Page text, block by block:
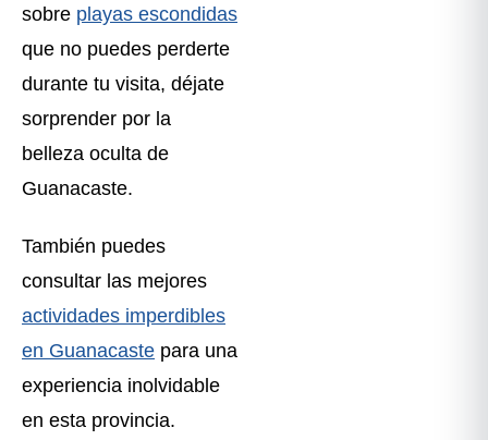
sobre playas escondidas
que no puedes perderte
durante tu visita, déjate
sorprender por la
belleza oculta de
Guanacaste.
También puedes
consultar las mejores
actividades imperdibles
en Guanacaste para una
experiencia inolvidable
en esta provincia.